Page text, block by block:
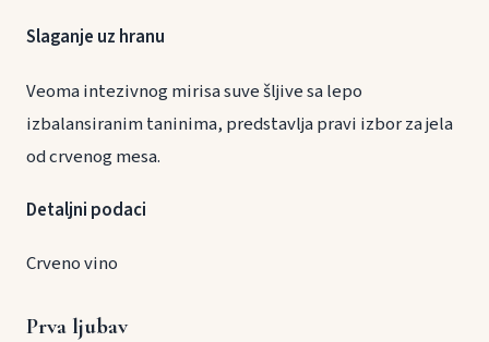
Slaganje uz hranu
Veoma intezivnog mirisa suve šljive sa lepo
izbalansiranim taninima, predstavlja pravi izbor za jela
od crvenog mesa.
Detaljni podaci
Crveno vino
Prva ljubav